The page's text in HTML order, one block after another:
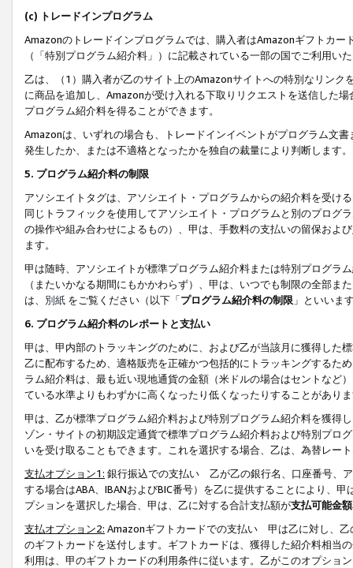
(c) トレードインプログラム
Amazonのトレードインプログラムでは、購入者はAmazonギフトカ
（「特別プログラム紹介料」）に記載されている一部の国でご利用い
乙は、（1）購入者が乙のサイト上のAmazonサイトへの特別なリン
に商品を追加し、Amazonが受け入れる下取りリクエストを送信した
プログラム紹介料を得ることができます。
Amazonは、いずれの場合も、トレードインイベントがプログラム文
発生したか、または不適格となったかを独自の裁量により判断します。
5. プログラム紹介料の制限
アソシエイトタグは、アソシエイト・プログラムからの紹介料を受け
同じトラフィックを使用してアソシエイト・プログラムと別のプログ
の操作や組み合わせによるもの）、甲は、手数料の支払いの留保およ
ます。
甲は随時、アソシエイトが標準プログラム紹介料または特別プログラ
（またいかなる期間にもかかわらず）、甲は、いつでも制限の全部
は、 別紙 をご覧ください（以下「プログラム紹介料の制限 」といいま
6. プログラム紹介料のレポートと支払い
甲は、甲内部のトラッキングのために、および乙が当該月に獲得した
乙に配布するため、適格販売を正確かつ包括的にトラッキングするた
ラム紹介料は、最も近い現地通貨の金額（米ドルの場合はセントなど
ている水準よりもわずかに高くなったり低くなったりすることがあり
甲は、乙が標準プログラム紹介料および特別プログラム紹介料を獲得
ゾン・サイトの初期設定通貨で標準プログラム紹介料および特別プロ
いを受け取ることもできます。これを選択する場合、乙は、為替レー
支払オプション1: 銀行振込での支払い 乙が乙の銀行名、口座番号、
する場合はABA、IBANおよびBIC番号）を乙に提供することにより、
プションを選択した場合、甲は、乙に対する合計支払額が支払可能金
支払オプション2: Amazonギフトカードでの支払い 甲は乙に対し、乙
のギフトカードを送付します。ギフトカードは、獲得した紹介料相当
利用は、甲のギフトカードの利用条件に従います。乙がこのオプショ